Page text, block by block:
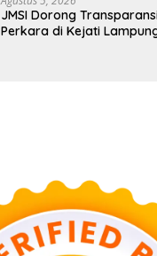
JMSI Dorong
Perkara di Kejati